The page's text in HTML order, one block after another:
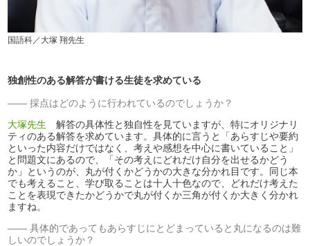
国語科／大塚 翔先生
独創性のある解答が書ける生徒を求めている
採点はどのように行われているのでしょうか？
大塚先生 解答の具体性と独自性を見ていますが、特にオリジナリ
ティのある解答を求めています。具体的に言うと「あらすじや要約
といった内容だけではなく、考えや感想を中心に書いていること」
と問題文にあるので、「その考えにどれだけ自分を出せるかどう
か」というのが、丸が付くかどうかの大きな分かれ目です。同じ本
でも考えること、学び取ることは十人十色なので、どれだけ考えた
ことを表現できたかどうかで丸が付くか三角が付くか大きく分かれ
ますね。
具体的であってもあらすじにとどまっていると丸になるのは難
しいのでしょうか？